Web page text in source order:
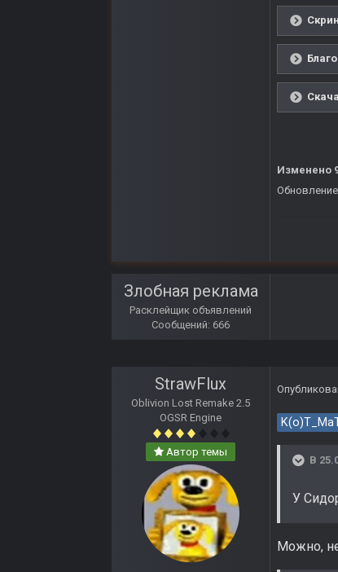
Изменено
Обновление
Злобная реклама
Расклейщик объявлений
Сообщений: 666
StrawFlux
Oblivion Lost Remake 2.5
OGSR Engine
Автор темы
В
У
Можно,